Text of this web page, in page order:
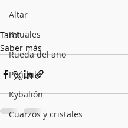
Altar
Rituales
Rueda del año
Péndulo
Kybalión
Cuarzos y cristales
Tarot
Saber más